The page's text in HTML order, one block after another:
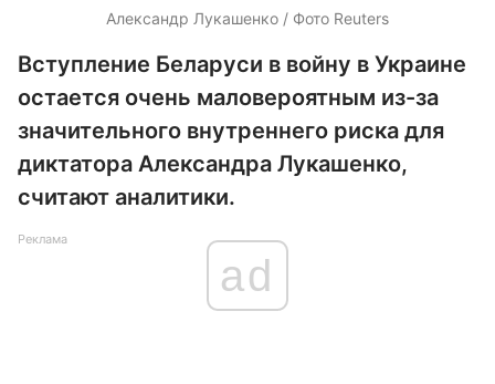
Александр Лукашенко / Фото Reuters
Вступление Беларуси в войну в Украине
остается очень маловероятным из-за
значительного внутреннего риска для
диктатора Александра Лукашенко,
считают аналитики.
Реклама
ad